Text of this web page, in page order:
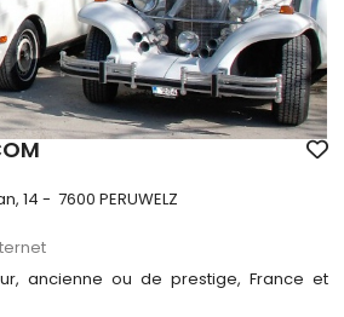
14 - 7600 PERUWELZ
ancienne ou de prestige, France et